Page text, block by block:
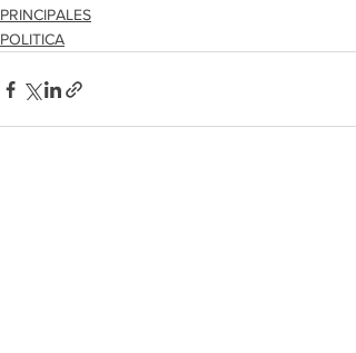
PRINCIPALES
POLITICA